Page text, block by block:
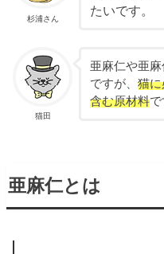
杉浦さん
たいです。
猫田
亜麻仁や亜
ですが、 猫に
含む原材料で
亜麻仁とは